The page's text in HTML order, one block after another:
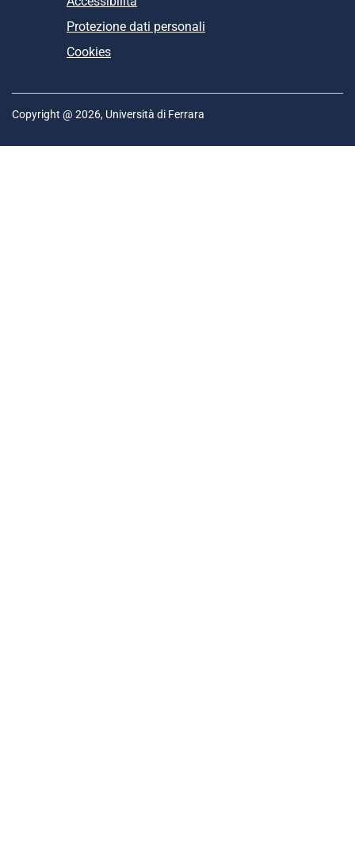
Protezione dati personali
Cookies
Copyright @ 2026, Università di Ferrara